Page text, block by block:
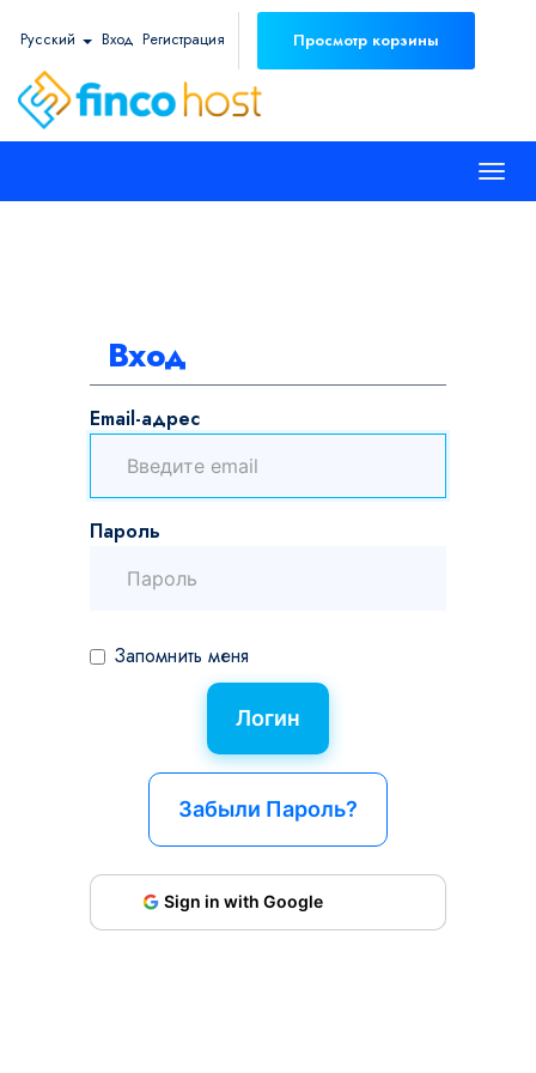
Русский Вход Регистрация Просмотр корзины
Вход
Email-адрес
Пароль
Запомнить меня
Забыли Пароль?
Sign in with Google